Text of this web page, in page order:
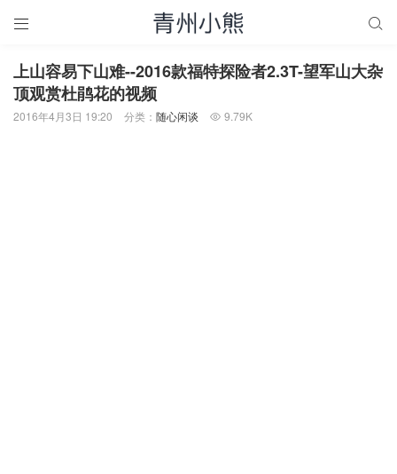
 
上山容易下山难--2016款福特探险者2.3T-望军山大杂
顶观赏杜鹃花的视频
2016年4月3日 19:20 分类： 随心闲谈  9.79K